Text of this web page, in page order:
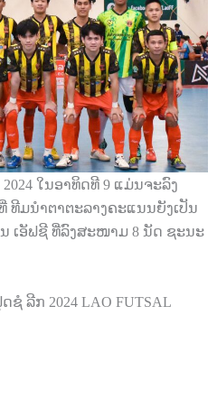
ໃນອາທິດທີ 9 ແມ່ນຈະລົງ
ທີມນຳຕາຕະລາງຄະແນນຍັງເປັນ
ເອັຟຊີ ທີ່ລົງສະໜາມ 8 ນັດ ຊະນະ
ດຊໍ ລີກ 2024 LAO FUTSAL